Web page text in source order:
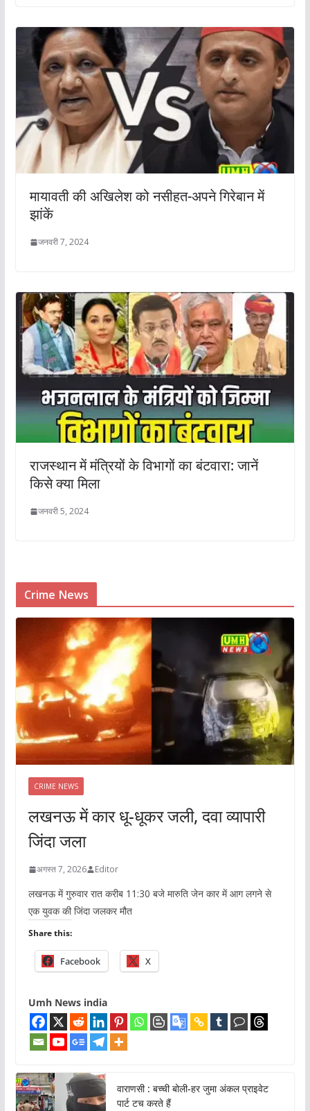
मायावती की अखिलेश को नसीहत-अपने गिरेबान में
झांकें
जनवरी 7, 2024
राजस्थान में मंत्रियों के विभागों का बंटवारा: जानें
किसे क्या मिला
जनवरी 5, 2024
Crime News
CRIME NEWS
लखनऊ में कार धू-धूकर जली, दवा व्यापारी
जिंदा जला
अगस्त 7, 2026 Editor
लखनऊ में गुरुवार रात करीब 11:30 बजे मारुति जेन कार में आग लगने से
एक युवक की जिंदा जलकर मौत
Share this:
Facebook X
Umh News india
वाराणसी : बच्ची बोली-हर जुमा अंकल प्राइवेट
पार्ट टच करते हैं